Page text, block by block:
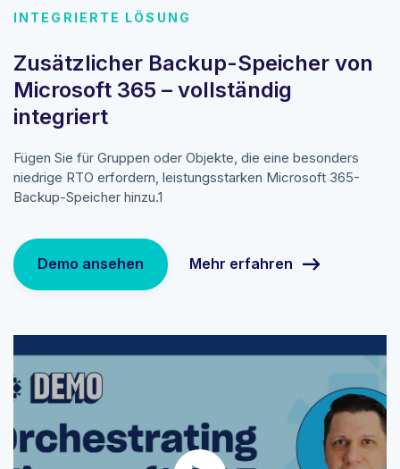
INTEGRIERTE LÖSUNG
Zusätzlicher Backup-Speicher von
Microsoft 365 – vollständig
integriert
Fügen Sie für Gruppen oder Objekte, die eine besonders
niedrige RTO erfordern, leistungsstarken Microsoft 365-
Backup-Speicher hinzu.1
Demo ansehen Mehr erfahren